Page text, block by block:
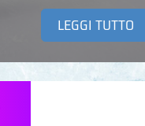
LEGGI TUTTO